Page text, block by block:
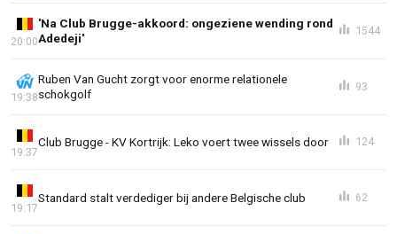
'Na Club Brugge-akkoord: ongeziene wending rond
Adedeji'
20:00
1544
Ruben Van Gucht zorgt voor enorme relationele
schokgolf
19:38
93
Club Brugge - KV Kortrijk: Leko voert twee wissels door
19:37
124
Standard stalt verdediger bij andere Belgische club
19:17
62